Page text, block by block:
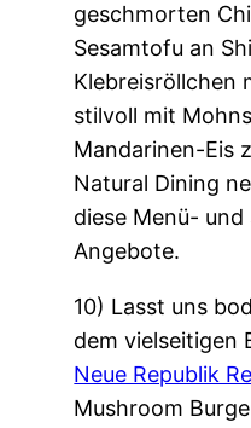
geschmorten
Sesamtofu an
Klebreisröllchen
stilvoll mit
Mandarinen-Eis
Natural Dining
diese Menü-
Angebote.
10) Lasst uns
dem vielseitigen
Neue Republik
Mushroom